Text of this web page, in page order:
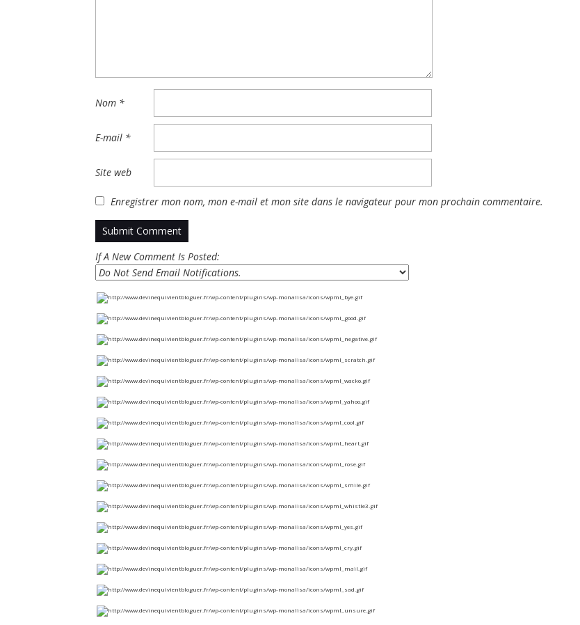
Nom *
E-mail *
Site web
Enregistrer mon nom, mon e-mail et mon site dans le navigateur pour mon prochain commentaire.
If A New Comment Is Posted: